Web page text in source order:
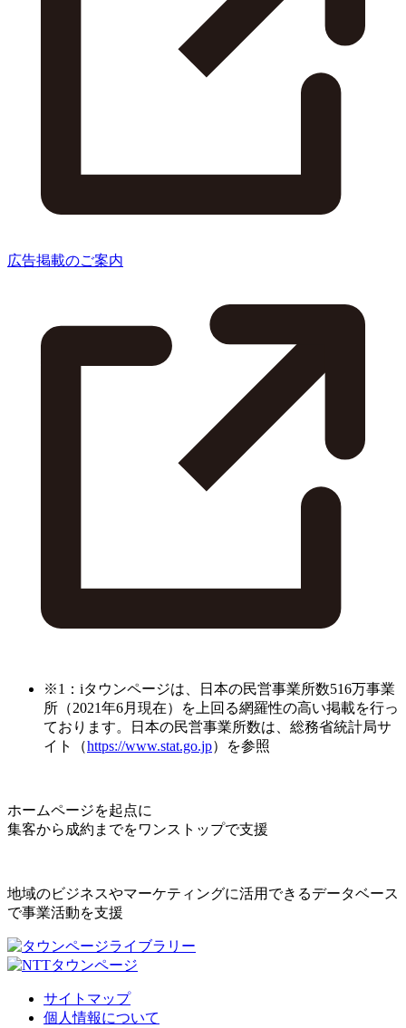
広告掲載のご案内
※1：iタウンページは、日本の民営事業所数516万事業
所（2021年6月現在）を上回る網羅性の高い掲載を行っ
ております。日本の民営事業所数は、総務省統計局サ
イト（https://www.stat.go.jp）を参照
ホームページを起点に
集客から成約までをワンストップで支援
地域のビジネスやマーケティングに活用できるデータベース
で事業活動を支援
サイトマップ
個人情報について